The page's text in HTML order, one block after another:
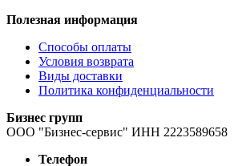
Полезная информация
Способы оплаты
Условия возврата
Виды доставки
Политика конфиденциальности
Бизнес групп
ООО "Бизнес-сервис" ИНН 2223589658
Телефон